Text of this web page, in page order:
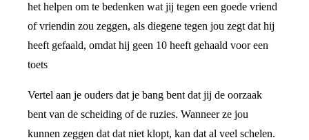
het helpen om te bedenken wat jij tegen een goede vriend
of vriendin zou zeggen, als diegene tegen jou zegt dat hij
heeft gefaald, omdat hij geen 10 heeft gehaald voor een
toets
Vertel aan je ouders dat je bang bent dat jij de oorzaak
bent van de scheiding of de ruzies. Wanneer ze jou
kunnen zeggen dat dat niet klopt, kan dat al veel schelen.